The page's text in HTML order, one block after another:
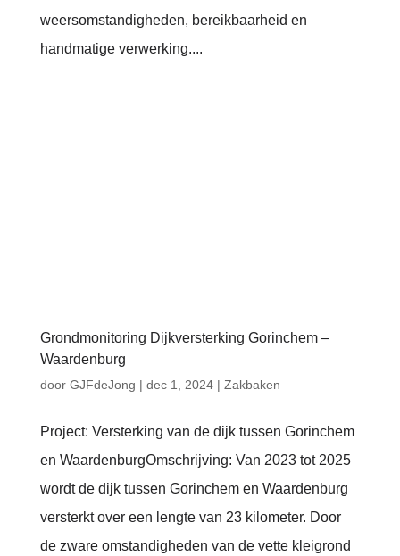
weersomstandigheden, bereikbaarheid en
handmatige verwerking....
Grondmonitoring Dijkversterking Gorinchem –
Waardenburg
door GJFdeJong | dec 1, 2024| Zakbaken
Project: Versterking van de dijk tussen Gorinchem
en WaardenburgOmschrijving: Van 2023 tot 2025
wordt de dijk tussen Gorinchem en Waardenburg
versterkt over een lengte van 23 kilometer. Door
de zware omstandigheden van de vette kleigrond